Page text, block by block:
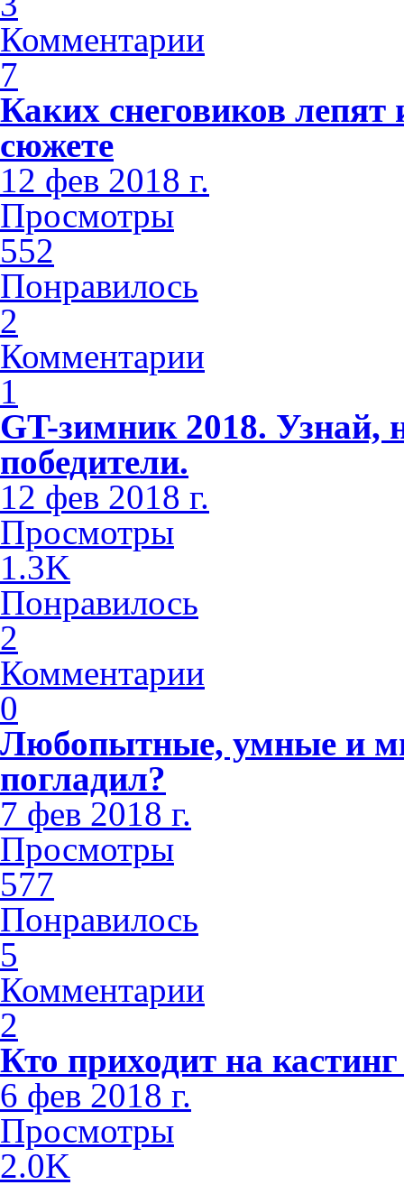
Комментарии
7
Каких снеговиков
сюжете
12 фев 2018 г.
Просмотры
552
Понравилось
2
Комментарии
1
GT-зимник 2018. Узнай,
победители.
12 фев 2018 г.
Просмотры
1.3K
Понравилось
2
Комментарии
0
Любопытные, умные и
погладил?
7 фев 2018 г.
Просмотры
577
Понравилось
5
Комментарии
2
Кто приходит на
6 фев 2018 г.
Просмотры
2.0K